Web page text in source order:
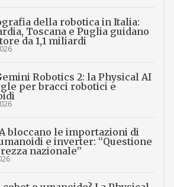
della robotica in Italia:
Toscana e Puglia guidano
da 1,1 miliardi
Robotics 2: la Physical AI
per bracci robotici e
bloccano le importazioni di
e inverter: “Questione
nazionale”